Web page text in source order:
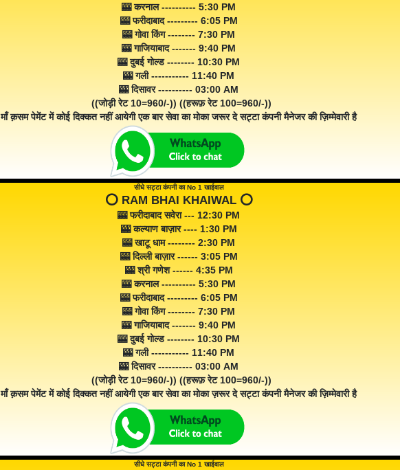
🎰 करनाल ---------- 5:30 PM
🎰 फरीदाबाद --------- 6:05 PM
🎰 गोवा किंग -------- 7:30 PM
🎰 गाजियाबाद ------- 9:40 PM
🎰 दुबई गोल्ड -------- 10:30 PM
🎰 गली ----------- 11:40 PM
🎰 दिसावर ---------- 03:00 AM
((जोड़ी रेट 10=960/-)) ((हरूफ़ रेट 100=960/-))
माँ क़सम पेमेंट में कोई दिक्कत नहीं आयेगी एक बार सेवा का मोका जरूर दे सट्टा कंपनी मैनेजर की ज़िम्मेवारी है
सीधे सट्टा कंपनी का No 1 खाईवाल
⭕️ RAM BHAI KHAIWAL ⭕️
🎰 फरीदाबाद सवेरा --- 12:30 PM
🎰 कल्याण बाज़ार ---- 1:30 PM
🎰 खाटू धाम -------- 2:30 PM
🎰 दिल्ली बाज़ार ------ 3:05 PM
🎰 श्री गणेश ------ 4:35 PM
🎰 करनाल ---------- 5:30 PM
🎰 फरीदाबाद --------- 6:05 PM
🎰 गोवा किंग -------- 7:30 PM
🎰 गाजियाबाद ------- 9:40 PM
🎰 दुबई गोल्ड -------- 10:30 PM
🎰 गली ----------- 11:40 PM
🎰 दिसावर ---------- 03:00 AM
((जोड़ी रेट 10=960/-)) ((हरूफ़ रेट 100=960/-))
माँ क़सम पेमेंट में कोई दिक्कत नहीं आयेगी एक बार सेवा का मोका ज़रूर दे सट्टा कंपनी मैनेजर की ज़िम्मेवारी है
सीधे सट्टा कंपनी का No 1 खाईवाल